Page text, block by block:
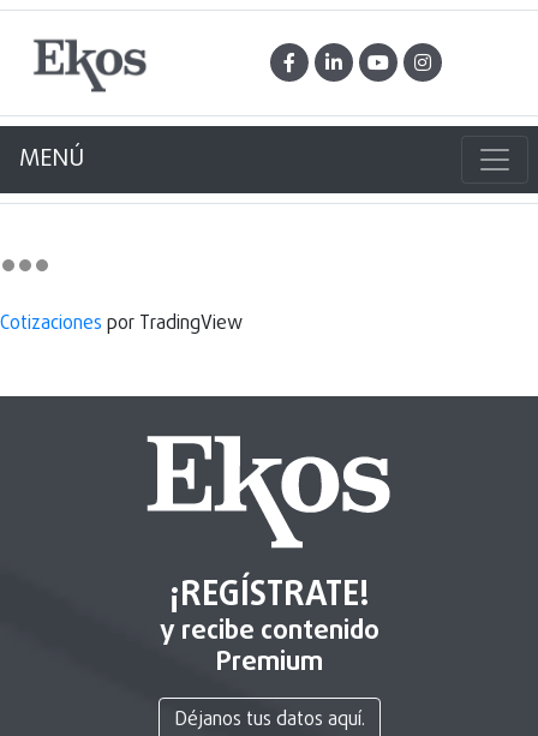
MENÚ
Cotizaciones por TradingView
¡REGÍSTRATE!
y recibe contenido
Premium
Déjanos tus datos aquí.